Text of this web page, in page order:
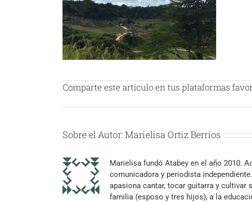
Comparte este artículo en tus plataformas
Sobre el Autor:Marielisa Ortiz Berríos
Marielisa fundó Atabey en el año 2010.
comunicadora y periodista
apasiona cantar, tocar guitarra y cultivar
familia (esposo y tres hijos), a la